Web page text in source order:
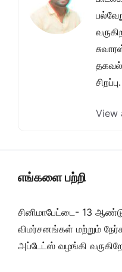
சிறப்பு.
View
எங்களை பற்றி
சினிமாபேட்டை- 13
விமர்சனங்கள் மற்றும்
அப்டேட்ஸ் வழங்கி